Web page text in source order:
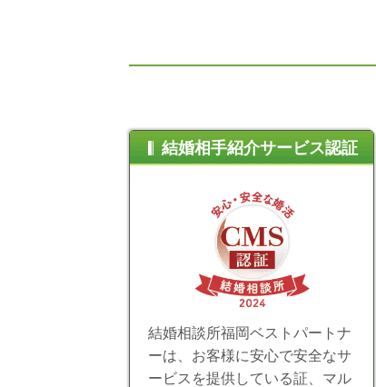
結婚相手紹介サービス認証
結婚相談所福岡ベストパートナ
ーは、お客様に安心で安全なサ
ービスを提供している証、マル